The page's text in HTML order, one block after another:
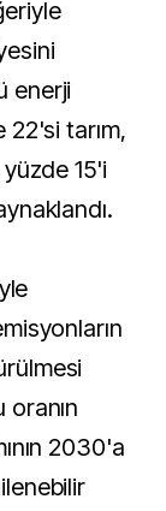
enerji
tarım,
yüzde 15'i
oranın
2030'a